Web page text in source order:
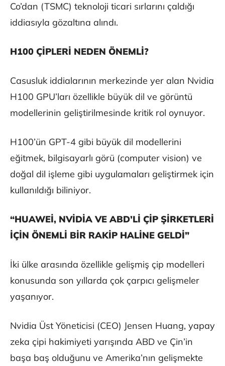
Co’dan (TSMC) teknoloji ticari sırlarını çaldığı
iddiasıyla gözaltına alındı.
H100 ÇİPLERİ NEDEN ÖNEMLİ?
Casusluk iddialarının merkezinde yer alan Nvidia
H100 GPU’ları özellikle büyük dil ve görüntü
modellerinin geliştirilmesinde kritik rol oynuyor.
H100’ün GPT-4 gibi büyük dil modellerini
eğitmek, bilgisayarlı görü (computer vision) ve
doğal dil işleme gibi uygulamaları geliştirmek için
kullanıldığı biliniyor.
“HUAWEİ, NVİDİA VE ABD’Lİ ÇİP ŞİRKETLERİ
İÇİN ÖNEMLİ BİR RAKİP HALİNE GELDİ”
İki ülke arasında özellikle gelişmiş çip modelleri
konusunda son yıllarda çok çarpıcı gelişmeler
yaşanıyor.
Nvidia Üst Yöneticisi (CEO) Jensen Huang, yapay
zeka çipi hakimiyeti yarışında ABD ve Çin’in
başa baş olduğunu ve Amerika’nın gelişmekte